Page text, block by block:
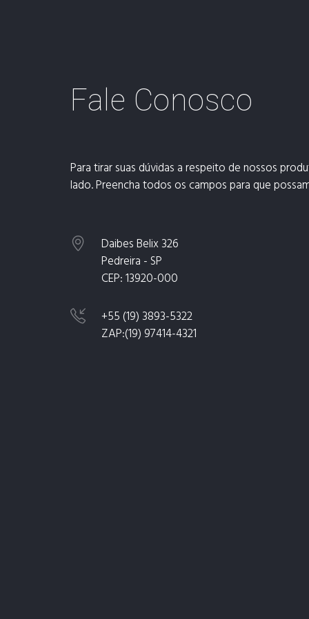
Fale Conosco
Para tirar suas dúvidas a respeito de nossos
lado. Preencha todos os campos para que
Daibes Belix 326
Pedreira - SP
CEP: 13920-000
+55 (19) 3893-5322
ZAP:(19) 97414-4321